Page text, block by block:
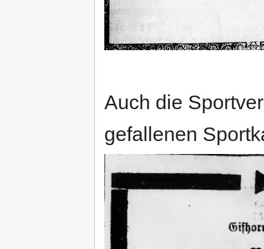
Auch die
gefallenen